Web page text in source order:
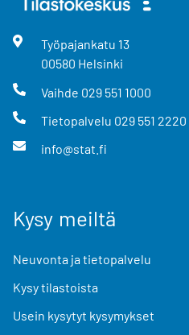
Työpajankatu 13
00580 Helsinki
Vaihde 029 551 1000
Tietopalvelu 029 551 2220
info@stat.fi
Kysy meiltä
Neuvonta ja tietopalvelu
Kysy tilastoista
Usein kysytyt kysymykset